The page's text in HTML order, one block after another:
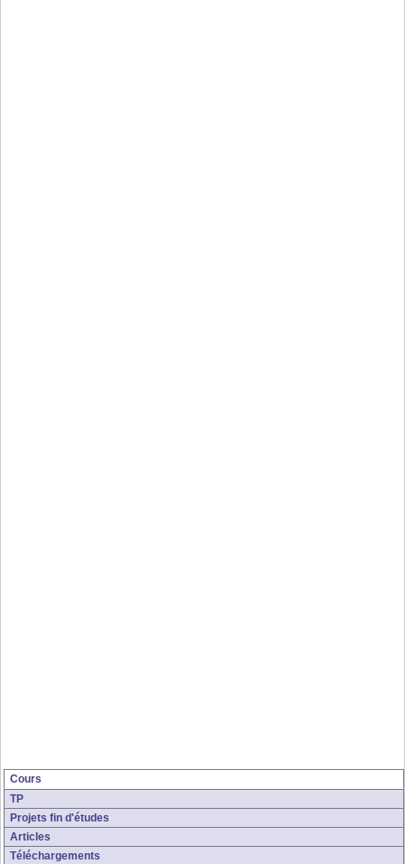
Cours
TP
Projets fin d'études
Articles
Téléchargements